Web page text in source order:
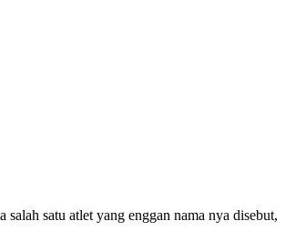
satu atlet yang enggan nama nya disebut,